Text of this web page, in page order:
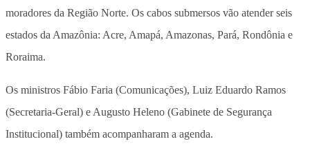
moradores da Região Norte. Os cabos submersos vão atender seis
estados da Amazônia: Acre, Amapá, Amazonas, Pará, Rondônia e
Roraima.
Os ministros Fábio Faria (Comunicações), Luiz Eduardo Ramos
(Secretaria-Geral) e Augusto Heleno (Gabinete de Segurança
Institucional) também acompanharam a agenda.